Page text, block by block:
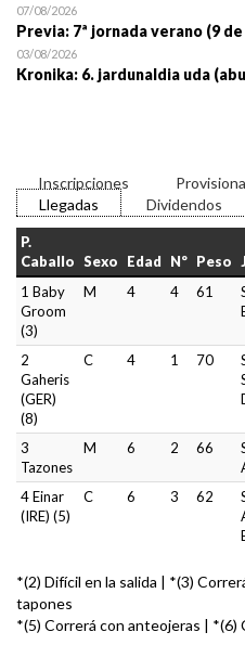
07/08/2026
Previa: 7ª jornada verano (9
03/08/2026
Kronika: 6. jardunaldia uda
Inscripciones
Llegadas
Dividendos
P.
Caballo Sexo Edad Nº Peso
1 Baby
Groom
(3)
M 4 4 61
2
Gaheris
(GER)
(8)
C 4 1 70
3
Tazones
M 6 2 66
4 Einar
(IRE) (5)
C 6 3 62
*(2) Difícil en la salida | *(3)
tapones
*(5) Correrá con anteojeras | *(6)